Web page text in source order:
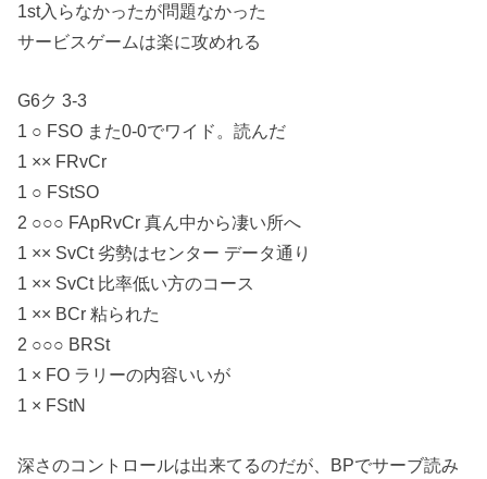
1st入らなかったが問題なかった
サービスゲームは楽に攻めれる
G6ク 3-3
1 ○ FSO また0-0でワイド。読んだ
1 ×× FRvCr
1 ○ FStSO
2 ○○○ FApRvCr 真ん中から凄い所へ
1 ×× SvCt 劣勢はセンター データ通り
1 ×× SvCt 比率低い方のコース
1 ×× BCr 粘られた
2 ○○○ BRSt
1 × FO ラリーの内容いいが
1 × FStN
深さのコントロールは出来てるのだが、BPでサーブ読み